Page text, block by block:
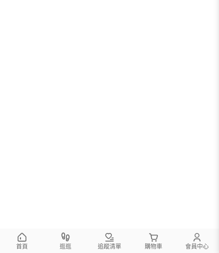
首頁 逛逛 追蹤清單 購物車 會員中心